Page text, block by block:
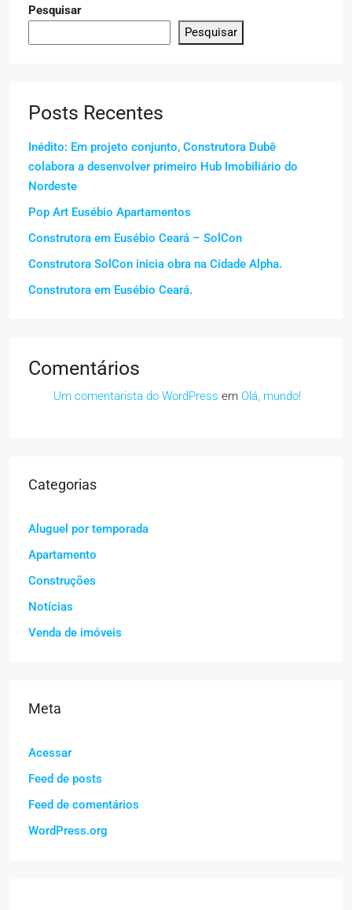
Pesquisar
Pesquisar
Posts Recentes
Inédito: Em projeto conjunto, Construtora Dubê
colabora a desenvolver primeiro Hub Imobiliário do
Nordeste
Pop Art Eusébio Apartamentos
Construtora em Eusébio Ceará – SolCon
Construtora SolCon inicia obra na Cidade Alpha.
Construtora em Eusébio Ceará.
Comentários
Um comentarista do WordPress em Olá, mundo!
Categorias
Aluguel por temporada
Apartamento
Construções
Notícias
Venda de imóveis
Meta
Acessar
Feed de posts
Feed de comentários
WordPress.org